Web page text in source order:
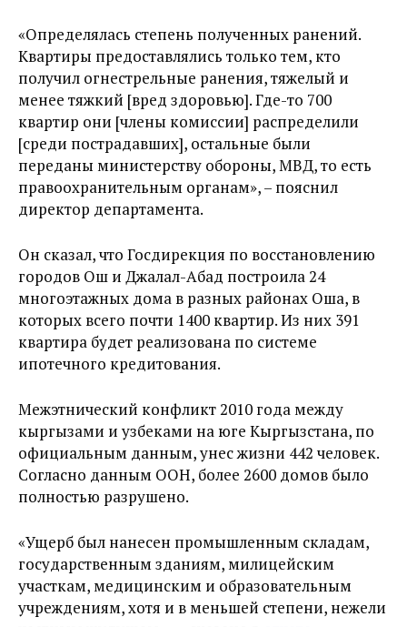
«Определялась степень полученных ранений.
Квартиры предоставлялись только тем, кто
получил огнестрельные ранения, тяжелый и
менее тяжкий [вред здоровью]. Где-то 700
квартир они [члены комиссии] распределили
[среди пострадавших], остальные были
переданы министерству обороны, МВД, то есть
правоохранительным органам», – пояснил
директор департамента.
Он сказал, что Госдирекция по восстановлению
городов Ош и Джалал-Абад построила 24
многоэтажных дома в разных районах Оша, в
которых всего почти 1400 квартир. Из них 391
квартира будет реализована по системе
ипотечного кредитования.
Межэтнический конфликт 2010 года между
кыргызами и узбеками на юге Кыргызстана, по
официальным данным, унес жизни 442 человек.
Согласно данным ООН, более 2600 домов было
полностью разрушено.
«Ущерб был нанесен промышленным складам,
государственным зданиям, милицейским
участкам, медицинским и образовательным
учреждениям, хотя и в меньшей степени, нежели